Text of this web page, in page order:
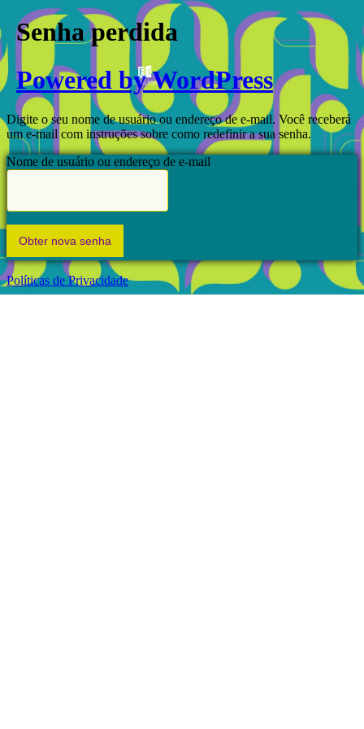
Senha perdida
Powered by WordPress
Digite o seu nome de usuário ou endereço de e-mail. Você receberá
um e-mail com instruções sobre como redefinir a sua senha.
Nome de usuário ou endereço de e-mail
Políticas de Privacidade